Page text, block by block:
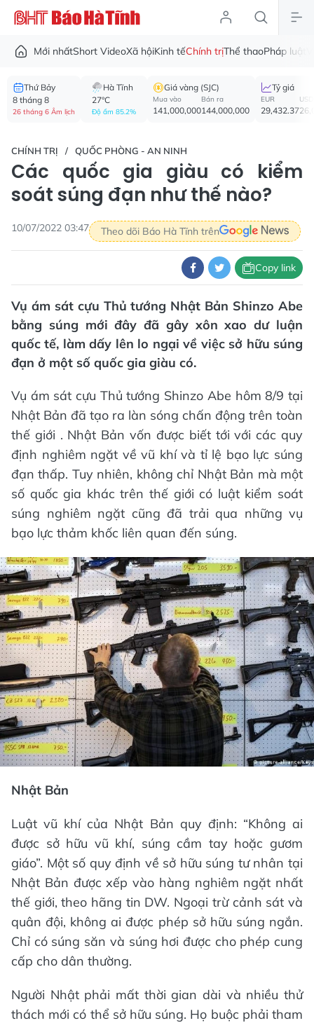
Mới nhấtShort VideoXã hộiKinh tếChính trịThể thaoPháp luật
Thứ Bảy
8 tháng 8
26 tháng 6 Âm lịch
Hà Tĩnh
27°C
Độ ẩm 85.2%
Giá vàng (SJC)
Mua vào
141,000,000
Bán ra
144,000,000
Tỷ giá
EUR
29,432.37
USD
CHÍNH TRỊ QUỐC PHÒNG - AN NINH
Các quốc gia giàu có kiểm
soát súng đạn như thế nào?
10/07/2022 03:47 Theo dõi Báo Hà Tĩnh trên
Copy link
Vụ ám sát cựu Thủ tướng Nhật Bản Shinzo Abe
bằng súng mới đây đã gây xôn xao dư luận
quốc tế, làm dấy lên lo ngại về việc sở hữu súng
đạn ở một số quốc gia giàu có.
Vụ ám sát cựu Thủ tướng Shinzo Abe hôm 8/9 tại
Nhật Bản đã tạo ra làn sóng chấn động trên toàn
thế giới . Nhật Bản vốn được biết tới với các quy
định nghiêm ngặt về vũ khí và tỉ lệ bạo lực súng
đạn thấp. Tuy nhiên, không chỉ Nhật Bản mà một
số quốc gia khác trên thế giới có luật kiểm soát
súng nghiêm ngặt cũng đã trải qua những vụ
bạo lực thảm khốc liên quan đến súng.
Nhật Bản
Luật vũ khí của Nhật Bản quy định: “Không ai
được sở hữu vũ khí, súng cầm tay hoặc gươm
giáo”. Một số quy định về sở hữu súng tư nhân tại
Nhật Bản được xếp vào hàng nghiêm ngặt nhất
thế giới, theo hãng tin DW. Ngoại trừ cảnh sát và
quân đội, không ai được phép sở hữu súng ngắn.
Chỉ có súng săn và súng hơi được cho phép cung
cấp cho dân thường.
Người Nhật phải mất thời gian dài và nhiều thử
thách mới có thể sở hữu súng. Họ buộc phải tham